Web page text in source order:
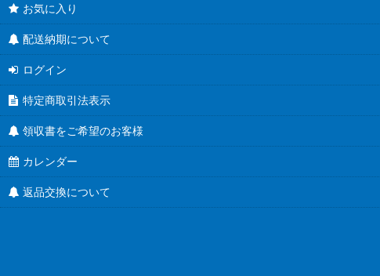
ユニバーサルデザイン
Ｔ４８ツイスト
Ｔ５３ツイスト
Ｔ５８ツイスト
Ｔ６３ツイスト
お気に入り
配送納期について
ログイン
特定商取引法表示
領収書をご希望のお客様
カレンダー
返品交換について